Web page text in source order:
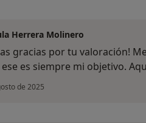
Herrera Molinero
gracias por tu valoración!
ese es siempre mi objetivo.
de 2025